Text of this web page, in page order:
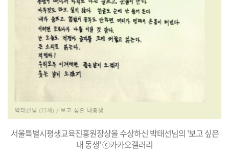
서울특별시평생교육진흥원장상을 수상하신 박태선님의 '보고 싶은
내 동생' ⓒ카카오갤러리